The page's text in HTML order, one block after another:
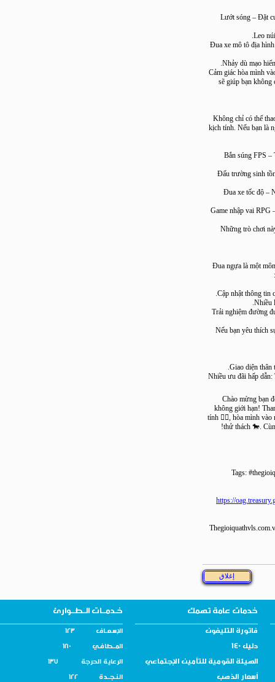
Lướt sóng –
Đua xe mô tô
Nhảy dù mạo
Cảm giác hòa
sẽ giúp bạn
Không chỉ có
kịch tính. Nếu
Bắn súng
Đấu trường
Đua xe tốc
Game nhập vai
Những trò
Đua ngựa là
Cập nhật
Trải nghiệm
Nếu bạn yêu
Giao diện
Nhiều ưu đãi hấp
Chào mừng
không giới hạn!
tính 🏄‍♂️, hòa
thử thách 🐎.
Tags:
https://
خدمات عامة تهمك خـدمــات الـطــوارئ
فاتورة التليفون الإسـعــاف 123
دليل 140 المــطافـي 180
الهيئة القومية للتأمين الإجتماعي الرعاية الحرجة 137
أسعار الذهب النـجــدة 122